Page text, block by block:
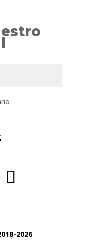
2026